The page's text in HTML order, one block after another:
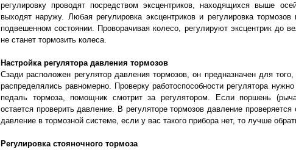
регулировку проводят посредством эксцентриков, находящихся выше
выходят наружу. Любая регулировка эксцентриков и регулировка тормозов
подвешенном состоянии. Проворачивая колесо, регулируют эксцентрик до
не станет тормозить колеса.
Настройка регулятора давления тормозов
Сзади расположен регулятор давления тормозов, он предназначен для
распределялись равномерно. Проверку работоспособности регулятора
педаль тормоза, помощник смотрит за регулятором. Если поршень
остается проверить давление. В регуляторе тормозов давление
давление в тормозной системе, если у вас такого прибора нет, то лучше
Регулировка стояночного тормоза